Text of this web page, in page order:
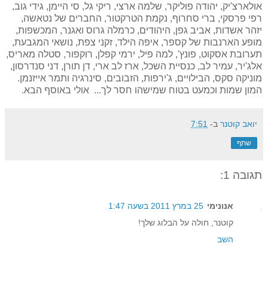
אולארצ'יק, יהודה פוליקר, שלמה ארצי, ריקי גל, סי היימן, גידי גוב,
רפי פרסקי, ברי סחרוף, נקמת הטרקטור, החברים של נטאשה,
יזהר אשדות, אביב גפן, היהודים, כרמלה גרוס ואגנר, המכשפות,
מופע הארנבות של קספר, איפה הילד, זקני צפת, נושאי המגבעת,
תערובת אסקוט, פונץ', למה פיל, ירמי קפלן, רוקפור, סטלה מאריס,
אלג'יר, עמיר לב, כנסיית השכל, ארז לב ארי, דן תורן, דני סנדרסון,
מוניקה סקס, הבילויים, ג'ירפות, הזבובים, סינרגיה ותמר אייזנמן.
המון שמות וכמעט בטוח שמישהו חסר לך... אולי באוסף הבא.
יואב קוטנר ב- 7:51
שתף
תגובה 1:
אנונימי 25 במרץ 2011 בשעה 1:47
קוטנר, חולה על הבלוג שלך!
השב